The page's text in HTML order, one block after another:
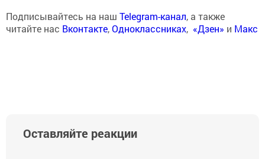
Подписывайтесь на наш Telegram-канал, а также
читайте нас Вконтакте,Одноклассниках, «Дзен» и Макс
Оставляйте реакции